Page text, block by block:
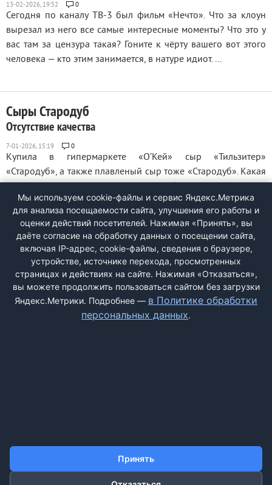
0
Сегодня по каналу ТВ-3 был фильм «Нечто». Что за клоун
вырезал из него все самые интересные моменты? Что это у
вас там за цензура такая? Гоните к чёрту вашего вот этого
человека — кто этим занимается, в натуре идиот. ...
Сыры Стародуб
Отсутствие качества
0
Купила в гипермаркете «О’Кей» сыр «Тильзитер»
«Стародуб», а также плавленый сыр тоже «Стародуб». Какая
плавленым не имеет. Есть это невозможно. Мерзость
редкостная, а их так называемый «Тильзитер» ничего
общего не имеет с этим названием. Да и вообще ...
< 1 2 3 4 5 6 7 8
9
10
... 70 >
ПОЛИТИКА ОБРАБОТКИ ПЕРСОНАЛЬНЫХ ДАННЫХ
Мы используем cookie-файлы и сервис Яндекс.Метрика
для анализа посещаемости сайта, улучшения его работы и
оценки действий посетителей. Нажимая «Принять», вы
даёте согласие на обработку данных о посещении сайта,
включая IP-адрес, cookie-файлы, сведения о браузере,
устройстве, источнике перехода, просмотренных
страницах и действиях на сайте. Нажимая «Отказаться»,
вы можете продолжить пользоваться сайтом без загрузки
Яндекс.Метрики. Подробнее — в Политике обработки
персональных данных.
Принять